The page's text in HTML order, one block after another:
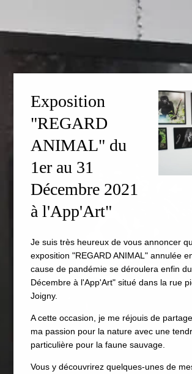
Exposition
"REGARD
ANIMAL" du
1er au 31
Décembre 2021
à l'App'Art"
Je suis très heureux de vous annoncer
exposition "REGARD ANIMAL" annulée
cause de pandémie se déroulera enfin
Décembre à l'App'Art" situé dans la rue
Joigny.
A cette occasion, je me réjouis de
ma passion pour la nature avec une
particulière pour la faune sauvage.
Vous y découvrirez quelques-unes de